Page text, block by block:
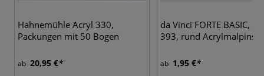
Hahnemühle Acryl 330,
Packungen mit 50 Bogen
ab 20,95 €
da Vinci FORTE BASIC,
393, rund Acrylmalpinsel
ab 1,95 €